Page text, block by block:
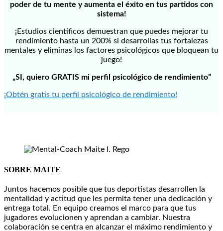
poder de tu mente y aumenta el éxito en tus partidos con
sistema!
¡Estudios científicos demuestran que puedes mejorar tu
rendimiento hasta un 200% si desarrollas tus fortalezas
mentales y eliminas los factores psicológicos que bloquean tu
juego!
„SI, quiero GRATIS mi perfil psicológico de rendimiento”
¡Obtén gratis tu perfil psicológico de rendimiento!
SOBRE MAITE
Juntos hacemos posible que tus deportistas desarrollen la
mentalidad y actitud que les permita tener una dedicación y
entrega total. En equipo creamos el marco para que tus
jugadores evolucionen y aprendan a cambiar. Nuestra
colaboración se centra en alcanzar el máximo rendimiento y